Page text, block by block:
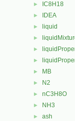
► IC8H18
► IDEA
► liquid
►
►
►
► MB
► N2
► nC3H8O
► NH3
► ash